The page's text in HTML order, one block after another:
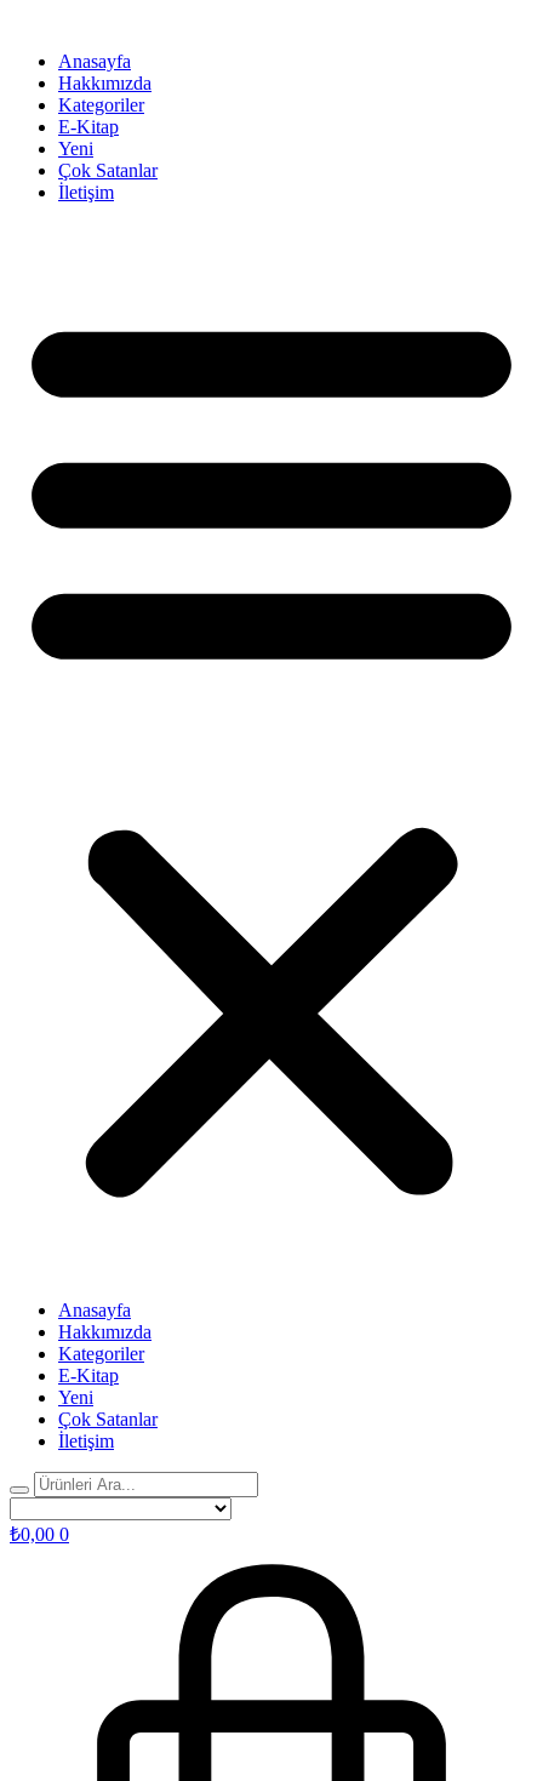
Anasayfa
Hakkımızda
Kategoriler
E-Kitap
Yeni
Çok Satanlar
İletişim
Anasayfa
Hakkımızda
Kategoriler
E-Kitap
Yeni
Çok Satanlar
İletişim
₺0,00 0